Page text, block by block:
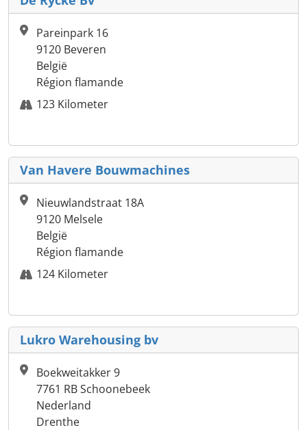
Pareinpark 16
9120 Beveren
België
Région flamande
123 Kilometer
Van Havere Bouwmachines
Nieuwlandstraat 18A
9120 Melsele
België
Région flamande
124 Kilometer
Lukro Warehousing bv
Boekweitakker 9
7761 RB Schoonebeek
Nederland
Drenthe